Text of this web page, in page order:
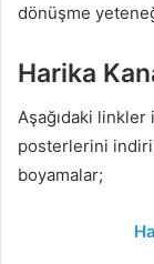
dönüşme
Harika
Aşağıdaki
posterlerini
boyamalar;